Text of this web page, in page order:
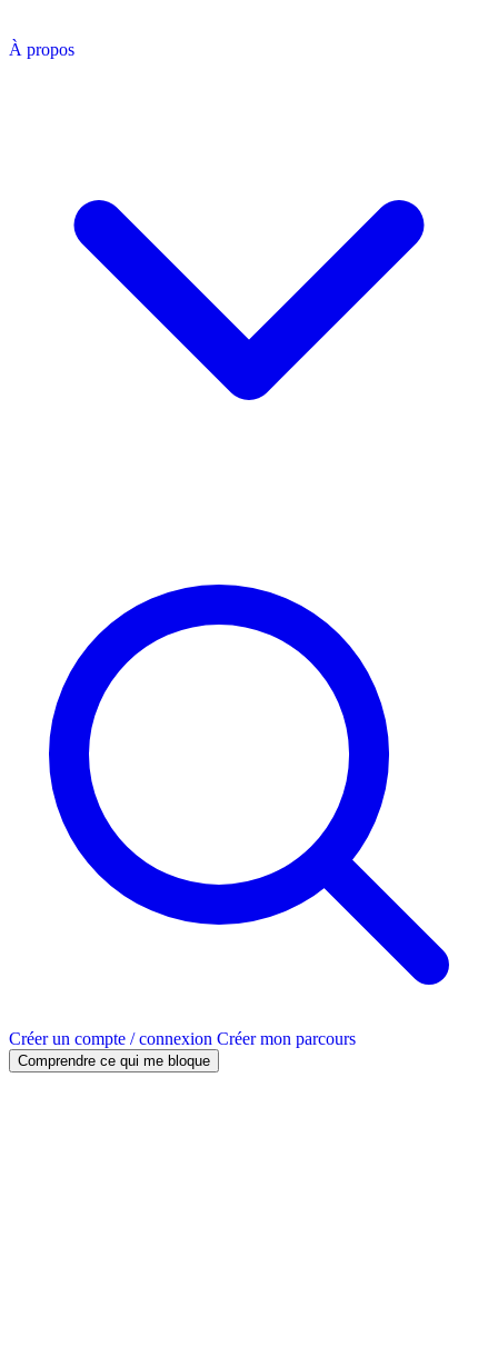
À propos
Créer un compte / connexion Créer mon parcours
Comprendre ce qui me bloque